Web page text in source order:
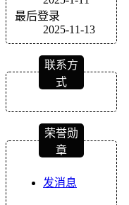
最后登录
2025-11-13
联系方
式
荣誉勋
章
发消息